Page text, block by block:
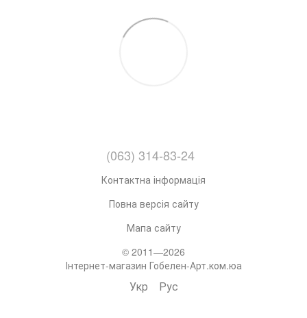
(063) 314-83-24
Контактна інформація
Повна версія сайту
Мапа сайту
© 2011—2026
Інтернет-магазин Гобелен-Арт.ком.юа
Укр Рус